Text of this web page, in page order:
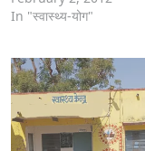
In "स्‍वास्‍थ्‍य-योग"